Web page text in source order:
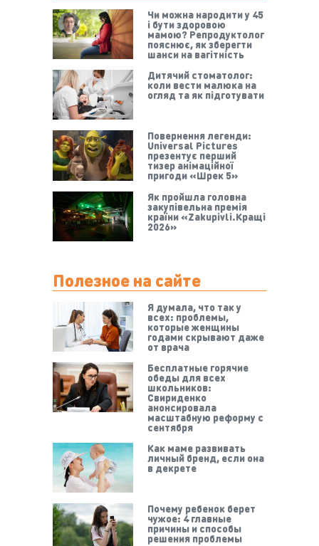
Чи можна народити у 45
і бути здоровою
мамою? Репродуктолог
пояснює, як зберегти
шанси на вагітність
Дитячий стоматолог:
коли вести малюка на
огляд та як підготувати
Повернення легенди:
Universal Pictures
презентує перший
тизер анімаційної
пригоди «Шрек 5»
Як пройшла головна
закупівельна премія
країни «Zakupivli.Кращі
2026»
Полезное на сайте
Я думала, что так у
всех: проблемы,
которые женщины
годами скрывают даже
от врача
Бесплатные горячие
обеды для всех
школьников:
Свириденко
анонсировала
масштабную реформу с
сентября
Как маме развивать
личный бренд, если она
в декрете
Почему ребенок берет
чужое: 4 главные
причины и способы
решения проблемы